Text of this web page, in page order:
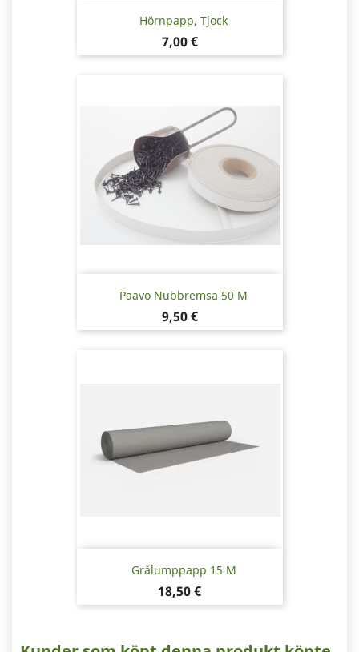
Hörnpapp, Tjock
Pris
7,00 €
Paavo Nubbremsa 50 M
Pris
9,50 €
Grålumppapp 15 M
Pris
18,50 €